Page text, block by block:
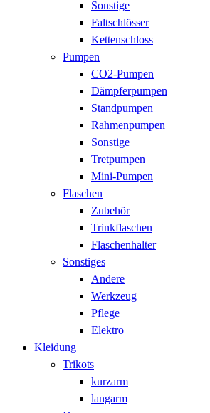
Sonstige
Faltschlösser
Kettenschloss
Pumpen
CO2-Pumpen
Dämpferpumpen
Standpumpen
Rahmenpumpen
Sonstige
Tretpumpen
Mini-Pumpen
Flaschen
Zubehör
Trinkflaschen
Flaschenhalter
Sonstiges
Andere
Werkzeug
Pflege
Elektro
Kleidung
Trikots
kurzarm
langarm